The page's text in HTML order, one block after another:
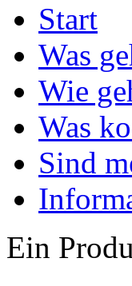
Start
Was
Wie
Was
Sind
Ein